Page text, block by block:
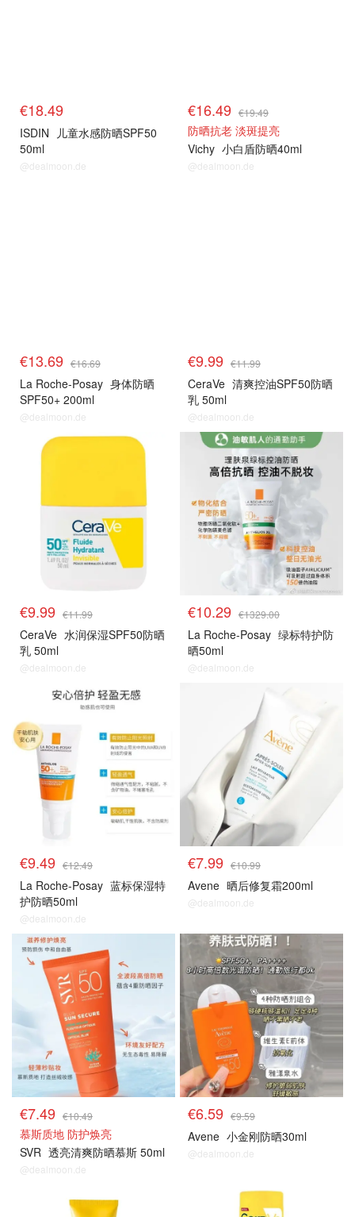
€18.49
ISDIN 儿童水感防晒SPF50
50ml
@dealmoon.de
€16.49 €19.49
防晒抗老 淡斑提亮
Vichy 小白盾防晒40ml
@dealmoon.de
€13.69 €16.69
La Roche-Posay 身体防晒
SPF50+ 200ml
@dealmoon.de
€9.99 €11.99
CeraVe 清爽控油SPF50防晒
乳 50ml
@dealmoon.de
药妆防晒
€9.99 €11.99
CeraVe 水润保湿SPF50防晒
乳 50ml
@dealmoon.de
药妆防晒
€10.29 €1329.00
La Roche-Posay 绿标特护防
晒50ml
@dealmoon.de
药妆防晒
€9.49 €12.49
La Roche-Posay 蓝标保湿特
护防晒50ml
@dealmoon.de
€7.99 €10.99
Avene 晒后修复霜200ml
@dealmoon.de
药妆防晒
€7.49 €10.49
慕斯质地 防护焕亮
SVR 透亮清爽防晒慕斯 50ml
@dealmoon.de
药妆防晒
€6.59 €9.59
Avene 小金刚防晒30ml
@dealmoon.de